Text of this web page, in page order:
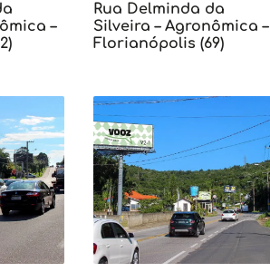
–
Rua Delminda da
Silveira – Agronômica –
Florianópolis (69)